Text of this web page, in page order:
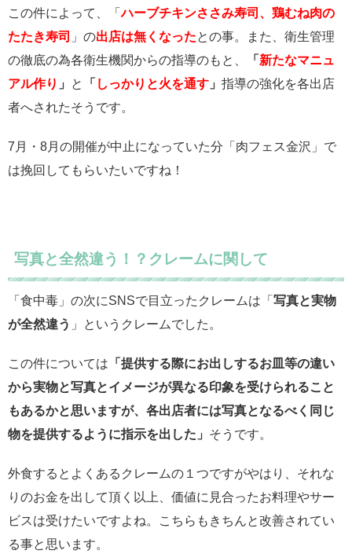
この件によって、「ハーブチキンささみ寿司、鶏むね肉の
たたき寿司 」の出店は無くなったとの事。また、衛生管理
の徹底の為各衛生機関からの指導のもと、
「 新たなマニュ
アル作り 」 と 「 しっかりと火を通す 」 指導の強化を各出店
者へされたそうです。
7月・8月の開催が中止になっていた分「肉フェス金沢」で
は挽回してもらいたいですね！
写真と全然違う！？クレームに関して
「食中毒」の次にSNSで目立ったクレームは「 写真と実物
が全然違う 」というクレームでした。
この件については 「提供する際にお出しするお皿等の違い
から実物と写真とイメージが異なる印象を受けられること
もあるかと思いますが、各出店者には写真となるべく同じ
物を提供するように指示を出した」 そうです。
外食するとよくあるクレームの１つですがやはり、それな
りのお金を出して頂く以上、価値に見合ったお料理やサー
ビスは受けたいですよね。こちらもきちんと改善されてい
る事と思います。